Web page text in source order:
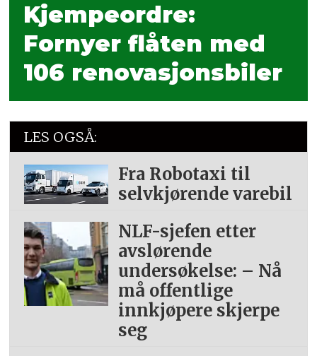
Kjempeordre:
Fornyer flåten med
106 renovasjonsbiler
LES OGSÅ:
Fra Robotaxi til
selvkjørende varebil
NLF-sjefen etter
avslørende
undersøkelse: – Nå
må offentlige
innkjøpere skjerpe
seg